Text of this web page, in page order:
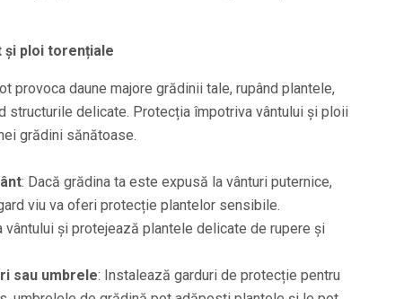
și ploi torențiale
provoca daune majore grădinii tale, rupând plantele,
structurile delicate. Protecția împotriva vântului și ploii
grădini sănătoase.
: Dacă grădina ta este expusă la vânturi puternice,
viu va oferi protecție plantelor sensibile.
vântului și protejează plantele delicate de rupere și
sau umbrele: Instalează garduri de protecție pentru